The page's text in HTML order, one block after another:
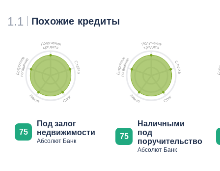
1.1 Похожие кредиты
Получения
кредита
С
т
а
в
к
а
Сро
к
Лимит
Д
о
с
р
о
ч
но
е
п
о
г
а
ш
е
ни
е
75
Под залог
недвижимости
Абсолют Банк
Получения
кредита
С
т
а
в
к
а
Сро
к
Лимит
Д
о
с
р
о
ч
но
е
п
о
г
а
ш
е
ни
е
75
Наличными
под
поручительство
Абсолют Банк